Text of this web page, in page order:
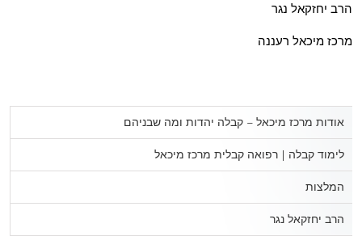
הרב יחזקאל נגר
מרכז מיכאל רעננה
אודות מרכז מיכאל – קבלה יהדות ומה שבניהם
לימוד קבלה | רפואה קבלית מרכז מיכאל
המלצות
הרב יחזקאל נגר